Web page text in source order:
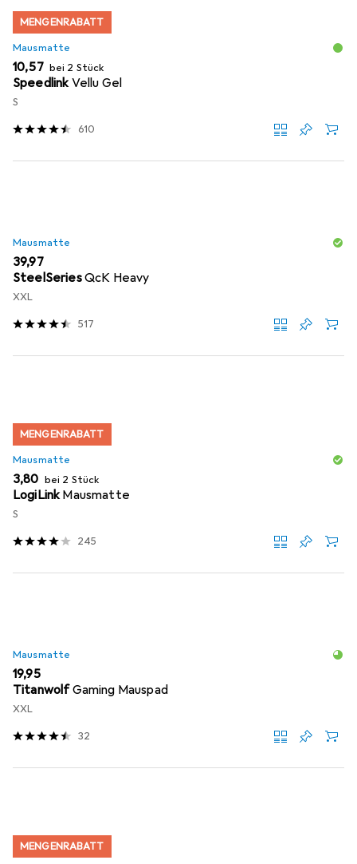
MENGENRABATT
Mausmatte
EUR
10,57 bei 2 Stück
SpeedlinkVellu Gel
S
610
Mausmatte
EUR
39,97
SteelSeriesQcK Heavy
XXL
517
MENGENRABATT
Mausmatte
EUR
3,80 bei 2 Stück
LogiLinkMausmatte
S
245
Mausmatte
EUR
19,95
TitanwolfGaming Mauspad
XXL
32
MENGENRABATT